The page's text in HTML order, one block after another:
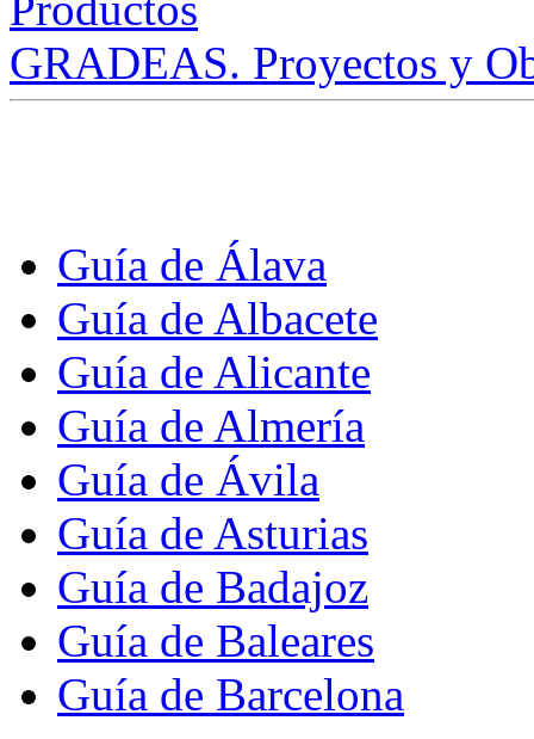
GRADEAS. Proyectos y
Guía de Álava
Guía de Albacete
Guía de Alicante
Guía de Almería
Guía de Ávila
Guía de Asturias
Guía de Badajoz
Guía de Baleares
Guía de Barcelona